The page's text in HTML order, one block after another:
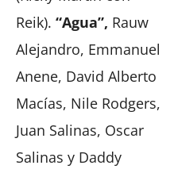
Reik). “Agua”, Rauw
Alejandro, Emmanuel
Anene, David Alberto
Macías, Nile Rodgers,
Juan Salinas, Oscar
Salinas y Daddy